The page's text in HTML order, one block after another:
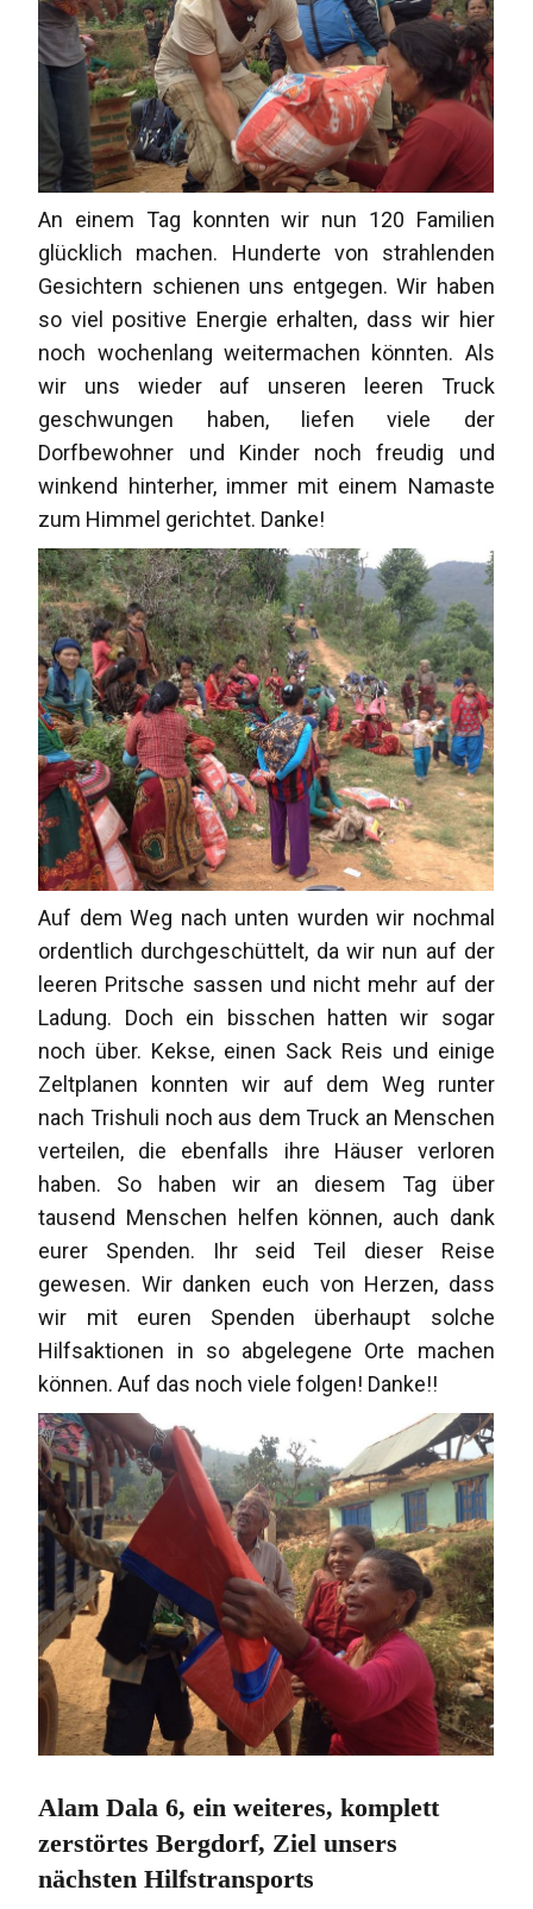
An einem Tag konnten wir nun 120 Familien
glücklich machen. Hunderte von strahlenden
Gesichtern schienen uns entgegen. Wir haben
so viel positive Energie erhalten, dass wir hier
noch wochenlang weitermachen könnten. Als
wir uns wieder auf unseren leeren Truck
geschwungen haben, liefen viele der
Dorfbewohner und Kinder noch freudig und
winkend hinterher, immer mit einem Namaste
zum Himmel gerichtet. Danke!
Auf dem Weg nach unten wurden wir nochmal
ordentlich durchgeschüttelt, da wir nun auf der
leeren Pritsche sassen und nicht mehr auf der
Ladung. Doch ein bisschen hatten wir sogar
noch über. Kekse, einen Sack Reis und einige
Zeltplanen konnten wir auf dem Weg runter
nach Trishuli noch aus dem Truck an Menschen
verteilen, die ebenfalls ihre Häuser verloren
haben. So haben wir an diesem Tag über
tausend Menschen helfen können, auch dank
eurer Spenden. Ihr seid Teil dieser Reise
gewesen. Wir danken euch von Herzen, dass
wir mit euren Spenden überhaupt solche
Hilfsaktionen in so abgelegene Orte machen
können. Auf das noch viele folgen! Danke!!
Alam Dala 6, ein weiteres, komplett
zerstörtes Bergdorf, Ziel unsers
nächsten Hilfstransports